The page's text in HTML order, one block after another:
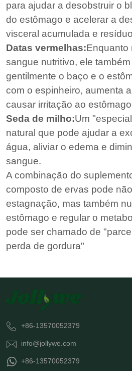
para ajudar a desobstruir o
do estômago e acelerar a
visceral acumulada e
Datas vermelhas:Enquanto
sangue nutritivo, ele
gentilmente o baço e o
com o espinheiro, aumenta
causar irritação ao
Seda de milho:Um
natural que pode ajudar a
água, aliviar o edema e
sangue.
A combinação do
composto de ervas pode
estagnação, mas também
estômago e regular o
pode ser chamado de
perda de gordura"
+86-13570052379
info@jollywe.com
+86-13570052379